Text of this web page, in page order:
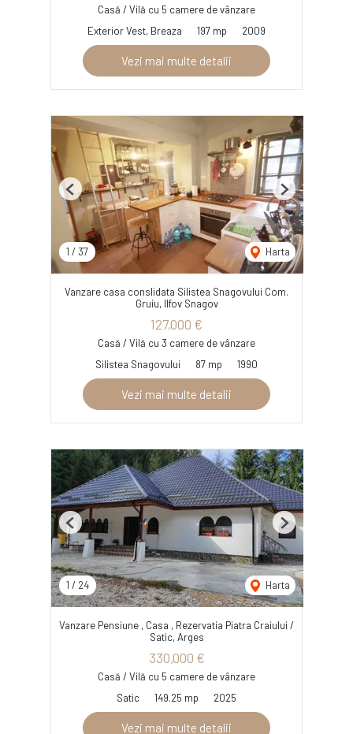
Casă / Vilă cu 5 camere de vânzare
Exterior Vest, Breaza
197 mp 2009
Vezi mai multe detalii
1 / 37 Harta
Previous Next
Vanzare casa conslidata Silistea Snagovului Com.
Gruiu, Ilfov Snagov
127,000 €
Casă / Vilă cu 3 camere de vânzare
Silistea Snagovului
87 mp 1990
Vezi mai multe detalii
1 / 24 Harta
Previous Next
Vanzare Pensiune , Casa , Rezervatia Piatra Craiului /
Satic, Arges
330,000 €
Casă / Vilă cu 5 camere de vânzare
Satic
149.25 mp 2025
Vezi mai multe detalii